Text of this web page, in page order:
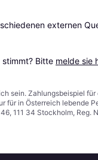
externen
Bitte melde sie
sein. Zahlungsbeispiel
für in Österreich
111 34 Stockholm,